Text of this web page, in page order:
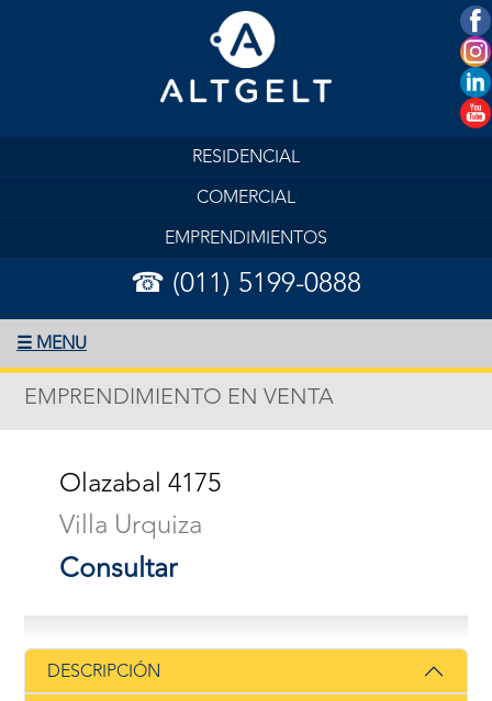
RESIDENCIAL
COMERCIAL
EMPRENDIMIENTOS
☎ (011) 5199-0888
☰ MENU
EMPRENDIMIENTO EN VENTA
Olazabal 4175
Villa Urquiza
Consultar
DESCRIPCIÓN